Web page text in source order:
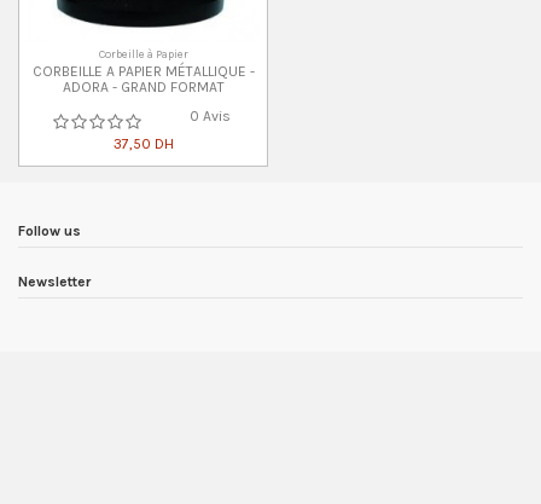
Corbeille à Papier
CORBEILLE A PAPIER MÉTALLIQUE -
ADORA - GRAND FORMAT
0 Avis
37,50 DH
Follow us
Newsletter